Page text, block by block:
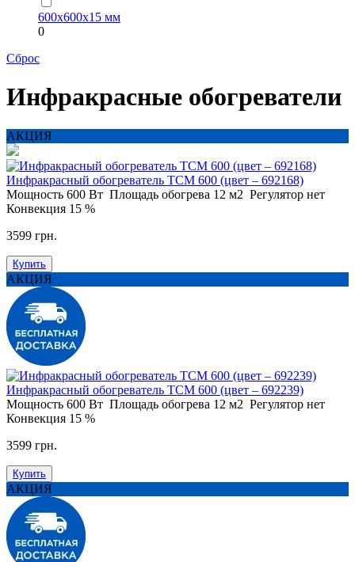
600х600х15 мм
0
Сброс
Инфракрасные обогреватели
АКЦИЯ
Инфракрасный обогреватель ТСМ 600 (цвет – 692168)
Мощность 600 Вт Площадь обогрева 12 м2 Регулятор нет
Конвекция 15 %
3599 грн.
Купить
АКЦИЯ
Инфракрасный обогреватель ТСМ 600 (цвет – 692239)
Мощность 600 Вт Площадь обогрева 12 м2 Регулятор нет
Конвекция 15 %
3599 грн.
Купить
АКЦИЯ